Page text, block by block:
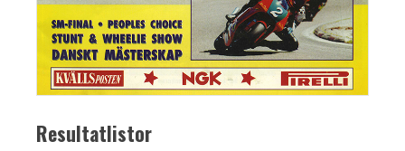
Resultatlistor